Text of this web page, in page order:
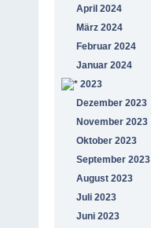
April 2024
März 2024
Februar 2024
Januar 2024
2023
Dezember 2023
November 2023
Oktober 2023
September 2023
August 2023
Juli 2023
Juni 2023